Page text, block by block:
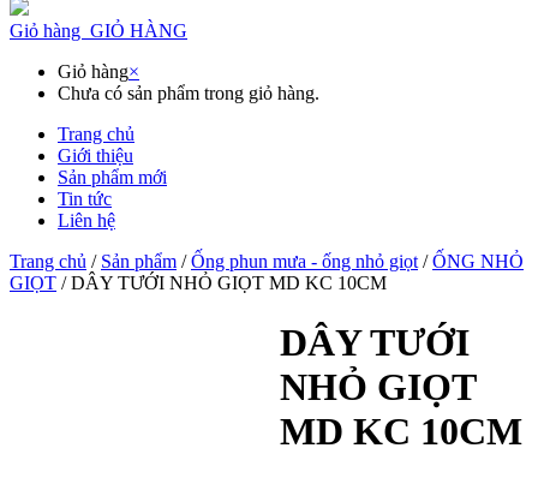
Giỏ hàng GIỎ HÀNG
Giỏ hàng×
Chưa có sản phẩm trong giỏ hàng.
Trang chủ
Giới thiệu
Sản phẩm mới
Tin tức
Liên hệ
Trang chủ / Sản phẩm /Ống phun mưa - ống nhỏ giọt/ỐNG NHỎ
GIỌT / DÂY TƯỚI NHỎ GIỌT MD KC 10CM
DÂY TƯỚI
NHỎ GIỌT
MD KC 10CM